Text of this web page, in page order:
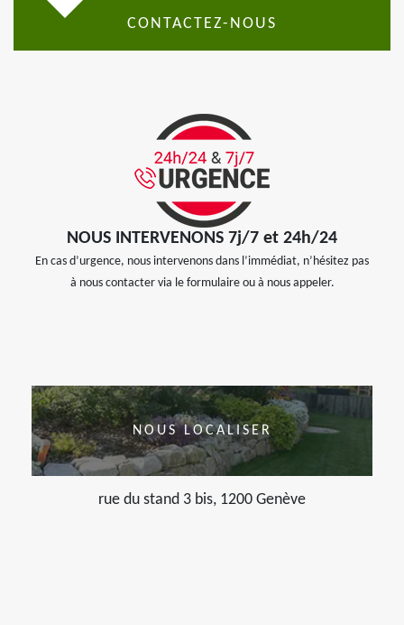
CONTACTEZ-NOUS
NOUS INTERVENONS 7j/7 et 24h/24
En cas d’urgence, nous intervenons dans l’immédiat, n’hésitez pas
à nous contacter via le formulaire ou à nous appeler.
NOUS LOCALISER
rue du stand 3 bis, 1200 Genève